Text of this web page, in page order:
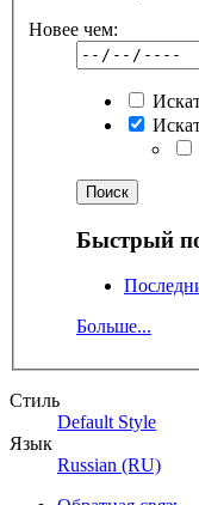
Новее чем:
Быстрый
Больше...
Стиль
Default Style
Язык
Russian (RU)